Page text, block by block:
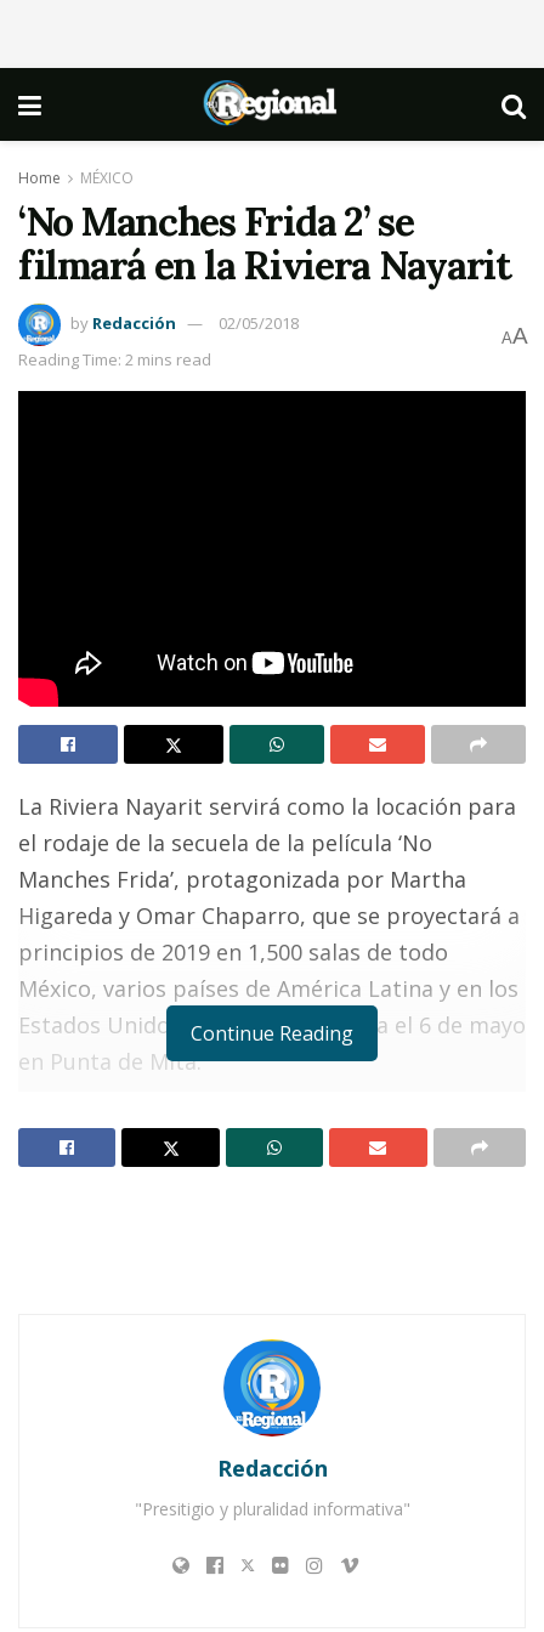
Home MÉXICO
‘No Manches Frida 2’ se
filmará en la Riviera Nayarit
by Redacción
02/05/2018
Reading Time: 2 mins read
AA
La Riviera Nayarit servirá como la locación para
el rodaje de la secuela de la película ‘No
Manches Frida’, protagonizada por Martha
Higareda y Omar Chaparro, que se proyectará a
principios de 2019 en 1,500 salas de todo
México, varios países de América Latina y en los
Estados Unidos. El rodaje comienza el 6 de mayo
en Punta de Mita.
Higareda se reunieron en el hotel W Punta de
será distribuida por Pantelion y Videocine.
entretenimiento a la niñez de Compostela
Una tarde de cine en Ahuacatlán: «Intensa-Mente
Continue Reading
Redacción
"Presitigio y pluralidad informativa"